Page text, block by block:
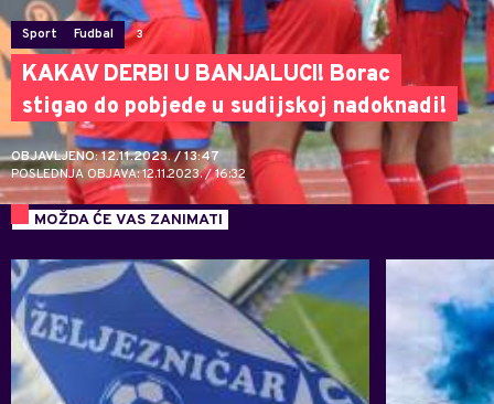
Sport Fudbal 3
KAKAV DERBI U BANJALUCI! Borac
stigao do pobjede u sudijskoj nadoknadi!
OBJAVLJENO: 12.11.2023. / 13:47
POSLEDNJA OBJAVA: 12.11.2023. / 16:32
MOŽDA ĆE VAS ZANIMATI